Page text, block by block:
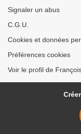
Signaler un abus
C.G.U.
Cookies et données
Préférences cookies
Voir le profil de